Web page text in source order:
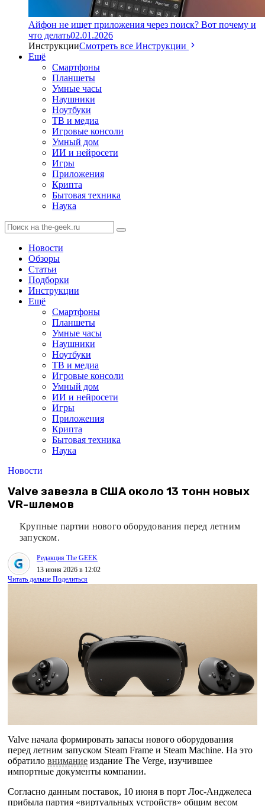
Айфон не ищет приложения через поиск? Вот почему и
что делать02.01.2026
ИнструкцииСмотреть все Инструкции
Ещё
Смартфоны
Планшеты
Умные часы
Наушники
Ноутбуки
ТВ и медиа
Игровые консоли
Умный дом
ИИ и нейросети
Игры
Приложения
Крипта
Бытовая техника
Наука
Новости
Обзоры
Статьи
Подборки
Инструкции
Ещё
Смартфоны
Планшеты
Умные часы
Наушники
Ноутбуки
ТВ и медиа
Игровые консоли
Умный дом
ИИ и нейросети
Игры
Приложения
Крипта
Бытовая техника
Наука
Новости
Valve завезла в США около 13 тонн новых
VR-шлемов
Крупные партии нового оборудования перед летним
запуском.
Редакция The GEEK
13 июня 2026 в 12:02
Читать дальше Поделиться
Valve начала формировать запасы нового оборудования
перед летним запуском Steam Frame и Steam Machine. На это
обратило внимание издание The Verge, изучившее
импортные документы компании.
Согласно данным поставок, 10 июня в порт Лос-Анджелеса
прибыла партия «виртуальных устройств» общим весом